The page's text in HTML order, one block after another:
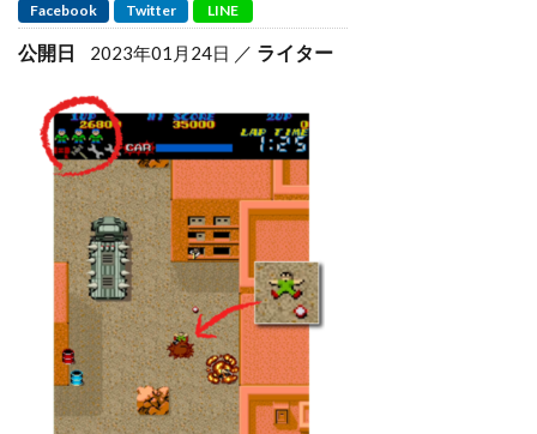
Facebook Twitter LINE
公開日 2023年01月24日 ライター